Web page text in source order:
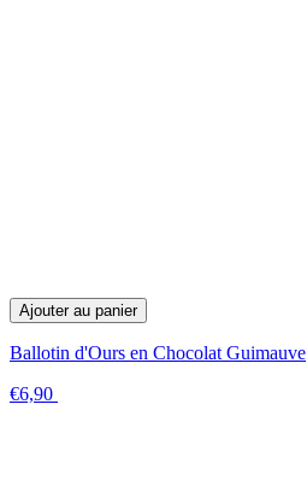
Ajouter au panier
Ballotin d'Ours en Chocolat Guimauve
€6,90